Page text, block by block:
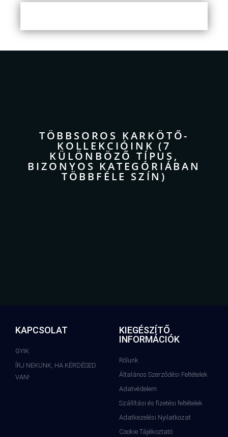
TÖBBSOROS KARKÖTŐ-
KOLLEKCIÓINK (7
KÜLÖNBÖZŐ TÍPUS,
BIZONYOS KATEGÓRIÁBAN
TÖBBFÉLE SZÍN)
KAPCSOLAT
GYIK
ÍRJ NEKÜNK, HA KÉRDÉSED
VAN!
KIEGÉSZÍTŐ
INFORMÁCIÓK
Rólunk
Általános Szerződési Feltételek
Adatvédelem
Szállítási és fizetési feltételek
Adatkezelési Nyilatkozat
Cookie Tájékoztató